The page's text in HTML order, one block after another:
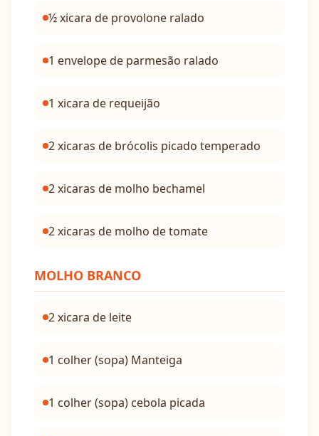
½ xicara de provolone ralado
1 envelope de parmesão ralado
1 xicara de requeijão
2 xicaras de brócolis picado temperado
2 xicaras de molho bechamel
2 xicaras de molho de tomate
MOLHO BRANCO
2 xicara de leite
1 colher (sopa) Manteiga
1 colher (sopa) cebola picada